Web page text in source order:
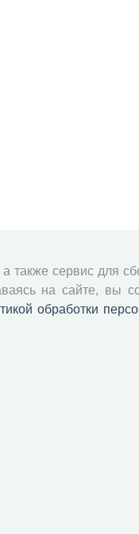
а также сервис для
на сайте, вы
обработки